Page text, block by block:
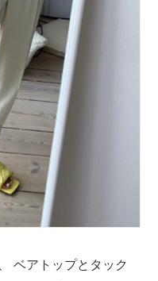
ベアトップとタック